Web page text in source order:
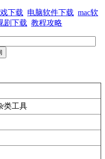
下载 电脑软件下载 mac软
剧下载 教程攻略
类工具